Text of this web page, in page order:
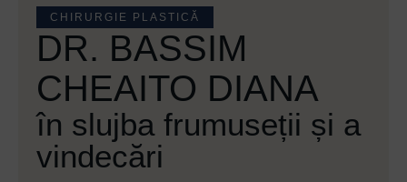
CHIRURGIE PLASTICĂ
DR. BASSIM
CHEAITO DIANA
în slujba frumuseții și a
vindecări